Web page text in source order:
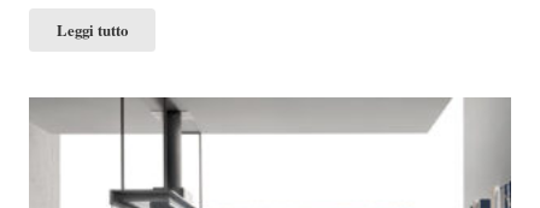
Leggi tutto